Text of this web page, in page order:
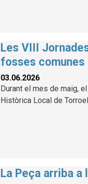
Les VIII
fosses
03.06.2026
Durant el mes de maig,
Històrica Local de
La Peça arriba